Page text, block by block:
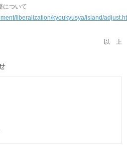
について
liberalization/kyoukyusya/island/
以 上